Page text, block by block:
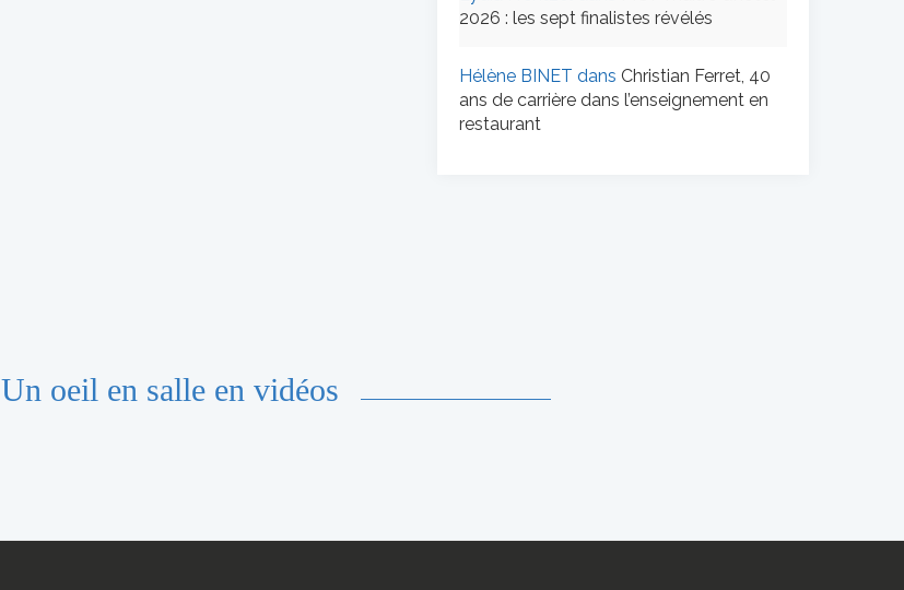
2026 : les sept finalistes révélés
Hélène BINET dans Christian Ferret, 40
ans de carrière dans l’enseignement en
restaurant
Un oeil en salle en vidéos